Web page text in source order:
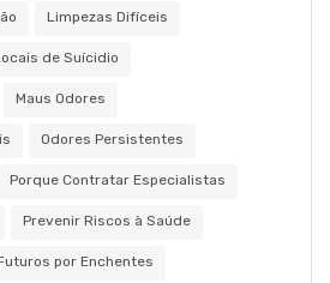
Limpezas Difíceis
de Suícidio
Maus Odores
Odores Persistentes
Porque Contratar Especialistas
Prevenir Riscos à Saúde
por Enchentes